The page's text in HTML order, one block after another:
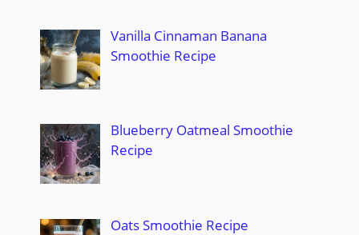
Vanilla Cinnaman Banana
Smoothie Recipe
Blueberry Oatmeal Smoothie
Recipe
Oats Smoothie Recipe